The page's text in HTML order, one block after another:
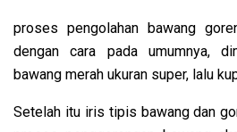
proses pengolahan bawang
dengan cara pada umumnya,
bawang merah ukuran super, lalu
Setelah itu iris tipis bawang dan